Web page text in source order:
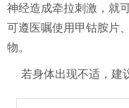
神经造成牵拉刺激，就
可遵医嘱使用甲钴胺片
物。
若身体出现不适，建